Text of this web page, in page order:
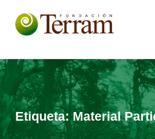
Etiqueta:Material